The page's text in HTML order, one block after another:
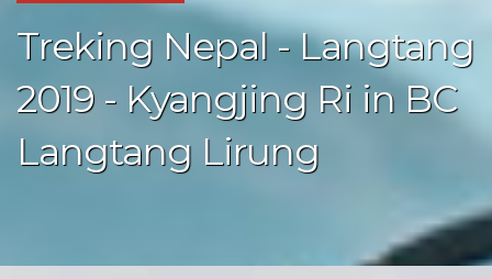
Treking Nepal - Langtang
2019 - Kyangjing Ri in BC
Langtang Lirung